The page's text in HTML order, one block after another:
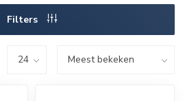
Filters